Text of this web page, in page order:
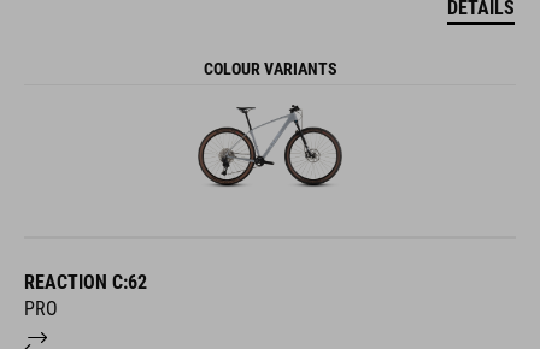
DETAILS
COLOUR VARIANTS
REACTION C:62
PRO